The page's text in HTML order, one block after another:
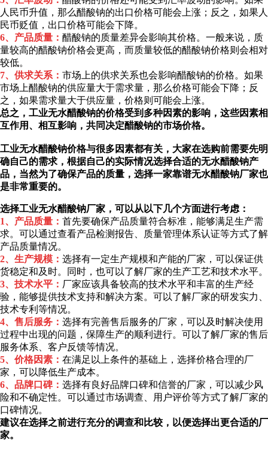
人民币升值，那么醋酸钠的出口价格可能会上涨；反之，如果人
民币贬值，出口价格可能会下降。
6、产品质量： 醋酸钠的质量差异会影响其价格。一般来说，质
量较高的醋酸钠价格会更高，而质量较低的醋酸钠价格则会相对
较低。
7、供求关系： 市场上的供求关系也会影响醋酸钠的价格。如果
市场上醋酸钠的供应量大于需求量，那么价格可能会下降；反
之，如果需求量大于供应量，价格则可能会上涨。
总之，工业无水醋酸钠的价格受到多种因素的影响，这些因素相
互作用、相互影响，共同决定醋酸钠的市场价格。
工业无水醋酸钠价格与很多因素都有关，大家在选购前需要先明
确自己的需求，根据自己的实际情况选择合适的无水醋酸钠产
品，当然为了确保产品的质量，选择一家靠谱无水醋酸钠厂家也
是非常重要的。
选择工业无水醋酸钠厂家，可以从以下几个方面进行考虑：
1、产品质量： 首先要确保产品质量符合标准，能够满足生产需
求。可以通过查看产品检测报告、质量管理体系认证等方式了解
产品质量情况。
2、生产规模： 选择有一定生产规模和产能的厂家，可以保证供
货稳定和及时。同时，也可以了解厂家的生产工艺和技术水平。
3、技术水平： 厂家应该具备较高的技术水平和丰富的生产经
验，能够提供技术支持和解决方案。可以了解厂家的研发实力、
技术专利等情况。
4、售后服务： 选择有完善售后服务的厂家，可以及时解决使用
过程中出现的问题，保障生产的顺利进行。可以了解厂家的售后
服务体系、客户反馈等情况。
5、价格因素： 在满足以上条件的基础上，选择价格合理的厂
家，可以降低生产成本。
6、品牌口碑： 选择有良好品牌口碑和信誉的厂家，可以减少风
险和不确定性。可以通过市场调查、用户评价等方式了解厂家的
口碑情况。
建议在选择之前进行充分的调查和比较，以便选择出更合适的厂
家。